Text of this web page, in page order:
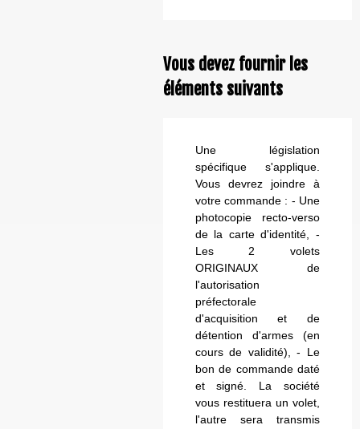
Vous devez fournir les
éléments suivants
Une législation
spécifique s'applique.
Vous devrez joindre à
votre commande : - Une
photocopie recto-verso
de la carte d'identité, -
Les 2 volets
ORIGINAUX de
l'autorisation
préfectorale
d'acquisition et de
détention d'armes (en
cours de validité), - Le
bon de commande daté
et signé. La société
vous restituera un volet,
l'autre sera transmis